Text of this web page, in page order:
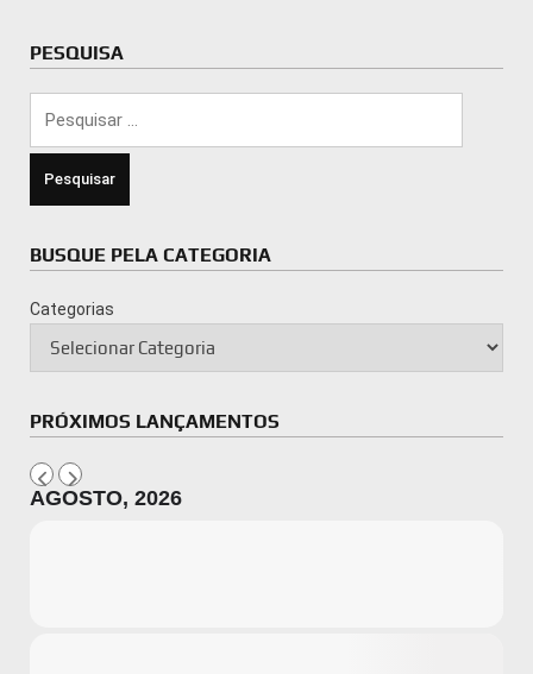
PESQUISA
BUSQUE PELA CATEGORIA
Categorias
PRÓXIMOS LANÇAMENTOS
AGOSTO, 2026